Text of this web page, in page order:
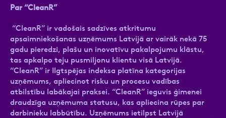
Par “CleanR”
“CleanR” ir vadošais sadzīves atkritumu
apsaimniekošanas uzņēmums Latvijā ar vairāk nekā 75
gadu pieredzi, plašu un inovatīvu pakalpojumu klāstu,
tas apkalpo teju pusmiljonu klientu visā Latvijā.
“CleanR” ir Ilgtspējas indeksa platīna kategorijas
uzņēmums, apliecinot risku un procesu vadības
atbilstību labākajai praksei. “CleanR” ieguvis ģimenei
draudzīga uzņēmuma statusu, kas apliecina rūpes par
darbinieku labbūtību. Uzņēmums ietilpst Latvijā